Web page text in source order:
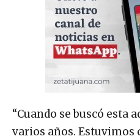
“Cuando se buscó esta
varios años. Estuvimos